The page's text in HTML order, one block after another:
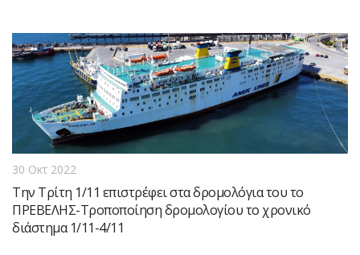
30 Οκτ 2022
Την Τρίτη 1/11 επιστρέφει στα δρομολόγια του το
ΠΡΕΒΕΛΗΣ-Τροποποίηση δρομολογίου το χρονικό
διάστημα 1/11-4/11